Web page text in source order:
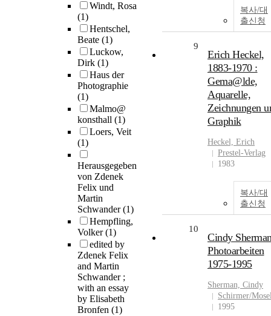
Windt, Rosa
(1)
Hentschel,
Beate (1)
Luckow,
Dirk (1)
Haus der
Photographie
(1)
Malmo@
konsthall (1)
Loers, Veit
(1)
Herausgegeben
von Zdenek
Felix und
Martin
Schwander(1)
Hempfling,
Volker(1)
edited by
Zdenek Felix
and Martin
Schwander ;
with an essay
by Elisabeth
Bronfen (1)
복사/대
출신청
9
Erich Heckel,
1883-1970 :
Gema@lde,
Aquarelle,
Zeichnungen
Graphik
Heckel, Erich
Prestel-Verlag
1983
복사/대
출신청
10
Cindy
Photoarbeiten
1975-1995
Sherman, Cindy
Schirmer/
1995